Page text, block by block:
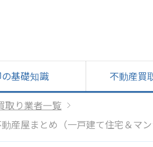
基礎知識 不動産買
取り業者一覧
産屋まとめ（一戸建て住宅＆マン